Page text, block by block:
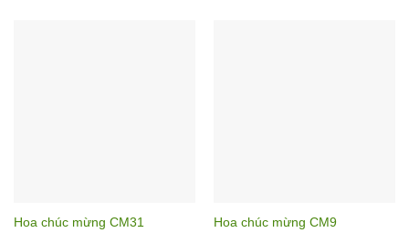
Hoa chúc mừng CM31 Hoa chúc mừng CM9